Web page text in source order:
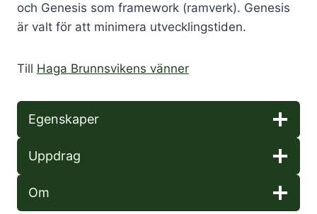
och Genesis som framework (ramverk). Genesis
är valt för att minimera utvecklingstiden.
Till Haga Brunnsvikens vänner
Egenskaper
Uppdrag
Om